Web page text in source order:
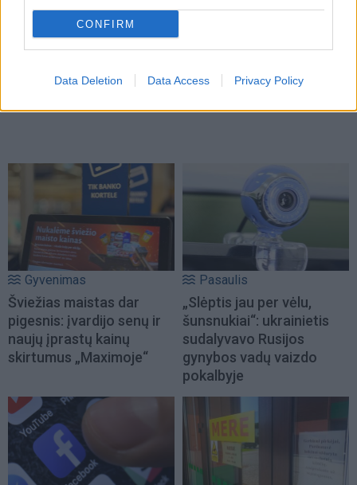
CONFIRM
Data Deletion Data Access Privacy Policy
Gyvenimas
Šviežias maistas dar
pigesnis: įvardijo senų ir
naujų įprastų kainų
skirtumus „Maximoje“
Pasaulis
„Slėptis jau per vėlu,
šunsnukiai“: ukrainietis
sudalyvavo Rusijos
gynybos vadų vaizdo
pokalbyje